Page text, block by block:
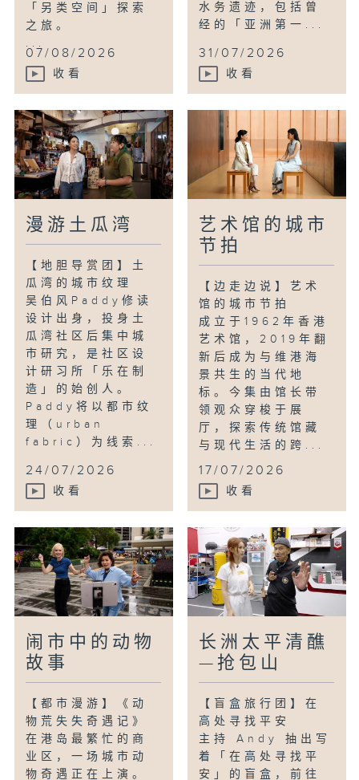
「另类空间」探索
之旅。
...
07/08/2026
收看
水务遗迹，包括曾
经的「亚洲第一...
31/07/2026
收看
漫游土瓜湾
【地胆导赏团】土
瓜湾的城市纹理
吴伯风Paddy修读
设计出身，投身土
瓜湾社区后集中城
市研究，是社区设
计研习所「乐在制
造」的始创人。
Paddy将以都市纹
理（urban
fabric）为线索...
24/07/2026
收看
艺术馆的城市
节拍
【边走边说】艺术
馆的城市节拍
成立于1962年香港
艺术馆，2019年翻
新后成为与维港海
景共生的当代地
标。今集由馆长带
领观众穿梭于展
厅，探索传统馆藏
与现代生活的跨...
17/07/2026
收看
闹市中的动物
故事
【都市漫游】《动
物荒失失奇遇记》
在港岛最繁忙的商
业区，一场城市动
物奇遇正在上演。
长洲太平清醮
—抢包山
【盲盒旅行团】在
高处寻找平安
主持 Andy 抽出写
着「在高处寻找平
安」的盲盒，前往